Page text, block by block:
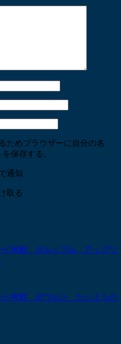
ためブラウザーに自分の名
保存する。
通知
取る
ド考察 タルップル アップリ
ド考察 ポワルン たいようの